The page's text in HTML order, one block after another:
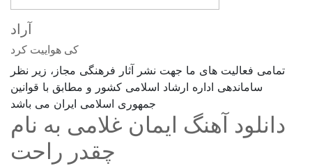
آراد
کی هواییت کرد
تمامی فعالیت های ما جهت نشر آثار فرهنگی مجاز، زیر نظر
ساماندهی اداره ارشاد اسلامی کشور و مطابق با قوانین
جمهوری اسلامی ایران می باشد
دانلود آهنگ ایمان غلامی به نام
چقدر راحت